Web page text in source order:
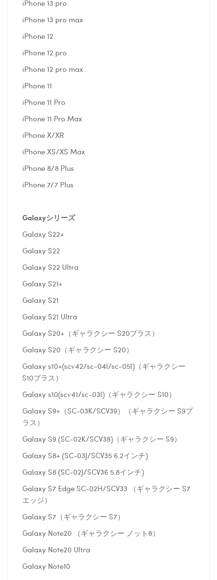
iPhone 13 pro
iPhone 13 pro max
iPhone 12
iPhone 12 pro
iPhone 12 pro max
iPhone 11
iPhone 11 Pro
iPhone 11 Pro Max
iPhone X/XR
iPhone XS/XS Max
iPhone 8/8 Plus
iPhone 7/7 Plus
Galaxyシリーズ
Galaxy S22+
Galaxy S22
Galaxy S22 Ultra
Galaxy S21+
Galaxy S21
Galaxy S21 Ultra
Galaxy S20+（ギャラクシー S20プラス）
Galaxy S20（ギャラクシー S20）
Galaxy s10+(scv42/sc-04l/sc-05l)（ギャラクシー
S10プラス）
Galaxy s10(scv41/sc-03l)（ギャラクシー S10）
Galaxy S9+（SC-03K/SCV39）（ギャラクシー S9プ
ラス）
Galaxy S9 (SC-02K/SCV38)（ギャラクシー S9）
Galaxy S8+ (SC-03J/SCV35 6.2インチ)
Galaxy S8 (SC-02J/SCV36 5.8インチ)
Galaxy S7 Edge SC-02H/SCV33 （ギャラクシー S7
エッジ）
Galaxy S7（ギャラクシー S7）
Galaxy Note20 （ギャラクシー ノット8）
Galaxy Note20 Ultra
Galaxy Note10